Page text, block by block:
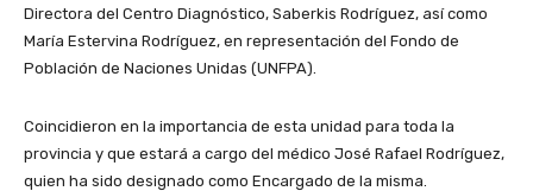
Directora del Centro Diagnóstico, Saberkis Rodríguez, así como
María Estervina Rodríguez, en representación del Fondo de
Población de Naciones Unidas (UNFPA).
Coincidieron en la importancia de esta unidad para toda la
provincia y que estará a cargo del médico José Rafael Rodríguez,
quien ha sido designado como Encargado de la misma.